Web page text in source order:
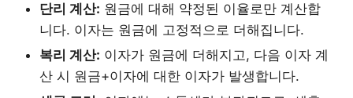
단리 계산: 원금에 대해 약정된 이율로만 계산합
니다. 이자는 원금에 고정적으로 더해집니다.
복리 계산: 이자가 원금에 더해지고, 다음 이자 계
산 시 원금+이자에 대한 이자가 발생합니다.